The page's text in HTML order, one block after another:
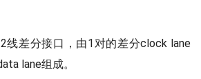
线差分接口，由1对的差分clock lane
lane组成。